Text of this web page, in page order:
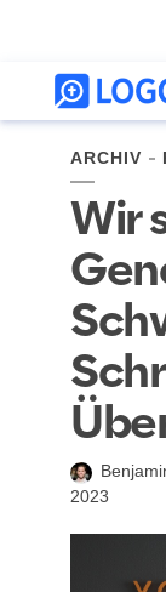
ARCHIV
Wir
2023